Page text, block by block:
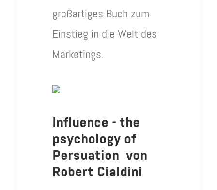
großartiges Buch zum
Einstieg in die Welt des
Marketings.
Influence - the
psychology of
Persuation von
Robert Cialdini